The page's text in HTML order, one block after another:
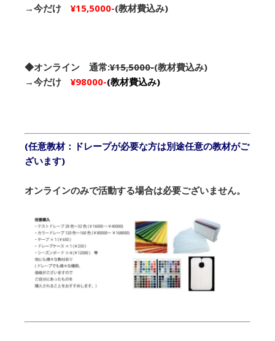
→今だけ¥15,5000-(教材費込み)
◆オンライン 通常:¥15,5000-(教材費込み)
→今だけ¥98000-(教材費込み)
(任意教材：ドレープが必要な方は別途任意の教材がご
ざいます)
オンラインのみで活動する場合は必要ございません。